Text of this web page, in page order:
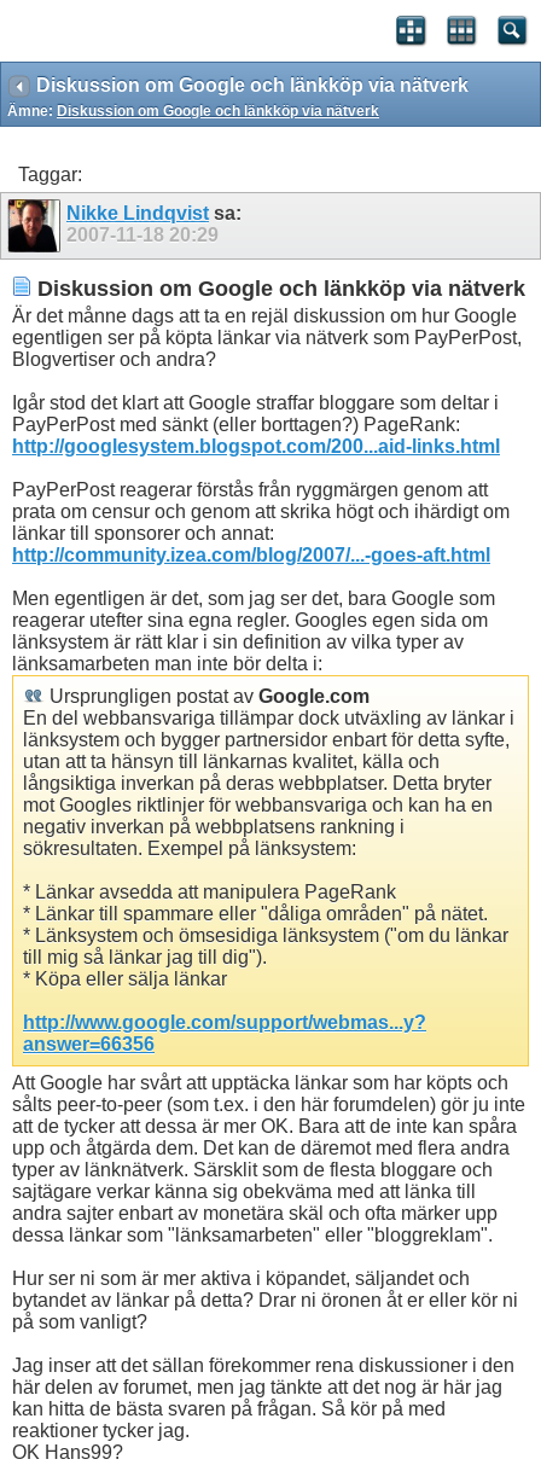
Diskussion om Google och länkköp via nätverk
Ämne: Diskussion om Google och länkköp via nätverk
Taggar:
Nikke Lindqvist sa:
2007-11-18 20:29
Diskussion om Google och länkköp via nätverk
Är det månne dags att ta en rejäl diskussion om hur Google
egentligen ser på köpta länkar via nätverk som PayPerPost,
Blogvertiser och andra?
Igår stod det klart att Google straffar bloggare som deltar i
PayPerPost med sänkt (eller borttagen?) PageRank:
http://googlesystem.blogspot.com/200...aid-links.html
PayPerPost reagerar förstås från ryggmärgen genom att
prata om censur och genom att skrika högt och ihärdigt om
länkar till sponsorer och annat:
http://community.izea.com/blog/2007/...-goes-aft.html
Men egentligen är det, som jag ser det, bara Google som
reagerar utefter sina egna regler. Googles egen sida om
länksystem är rätt klar i sin definition av vilka typer av
länksamarbeten man inte bör delta i:
Ursprungligen postat av Google.com
En del webbansvariga tillämpar dock utväxling av länkar i
länksystem och bygger partnersidor enbart för detta syfte,
utan att ta hänsyn till länkarnas kvalitet, källa och
långsiktiga inverkan på deras webbplatser. Detta bryter
mot Googles riktlinjer för webbansvariga och kan ha en
negativ inverkan på webbplatsens rankning i
sökresultaten. Exempel på länksystem:
* Länkar avsedda att manipulera PageRank
* Länkar till spammare eller "dåliga områden" på nätet.
* Länksystem och ömsesidiga länksystem ("om du länkar
till mig så länkar jag till dig").
* Köpa eller sälja länkar
http://www.google.com/support/webmas...y?
answer=66356
Att Google har svårt att upptäcka länkar som har köpts och
sålts peer-to-peer (som t.ex. i den här forumdelen) gör ju inte
att de tycker att dessa är mer OK. Bara att de inte kan spåra
upp och åtgärda dem. Det kan de däremot med flera andra
typer av länknätverk. Särsklit som de flesta bloggare och
sajtägare verkar känna sig obekväma med att länka till
andra sajter enbart av monetära skäl och ofta märker upp
dessa länkar som "länksamarbeten" eller "bloggreklam".
Hur ser ni som är mer aktiva i köpandet, säljandet och
bytandet av länkar på detta? Drar ni öronen åt er eller kör ni
på som vanligt?
Jag inser att det sällan förekommer rena diskussioner i den
här delen av forumet, men jag tänkte att det nog är här jag
kan hitta de bästa svaren på frågan. Så kör på med
reaktioner tycker jag.
OK Hans99?